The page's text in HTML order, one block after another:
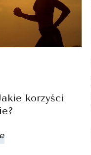
korzyści